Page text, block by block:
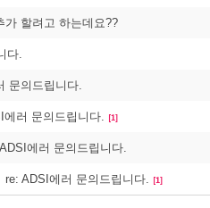
가 할려고 하는데요??
다.
문의드립니다.
에러 문의드립니다. [1]
에러 문의드립니다.
re: ADSI에러 문의드립니다. [1]